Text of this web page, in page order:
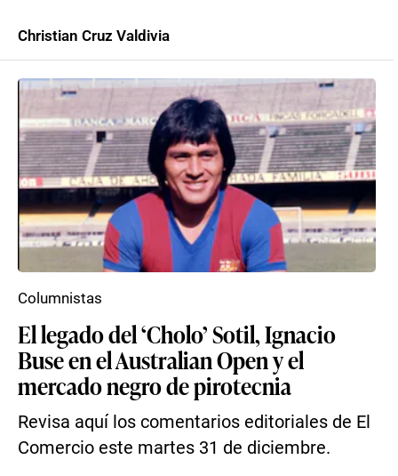
Christian Cruz Valdivia
El legado del ‘Cholo’ Sotil, Ignacio
Buse en el Australian Open y el
mercado negro de pirotecnia
Revisa aquí los comentarios editoriales de El
Comercio este martes 31 de diciembre.
Columnistas